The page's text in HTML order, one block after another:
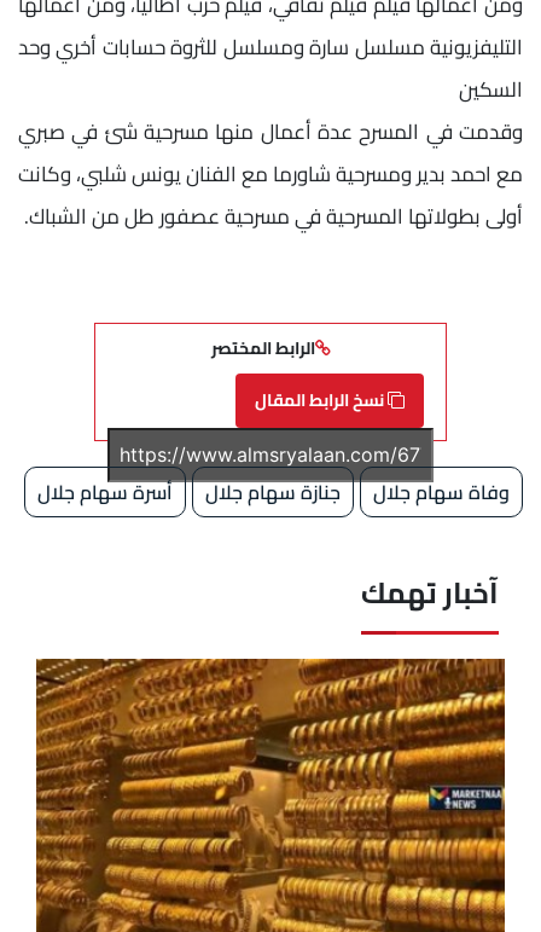
التليفزيونية مسلسل سارة ومسلسل للثروة حسابات أخري وحد
السكين
وقدمت في المسرح عدة أعمال منها مسرحية شئ في صبري
مع احمد بدير ومسرحية شاورما مع الفنان يونس شلبي، وكانت
أولى بطولاتها المسرحية في مسرحية عصفور طل من الشباك.
الرابط المختصر
نسخ الرابط المقال
وفاة سهام جلال جنازة سهام جلال أسرة سهام جلال
آخبار تهمك